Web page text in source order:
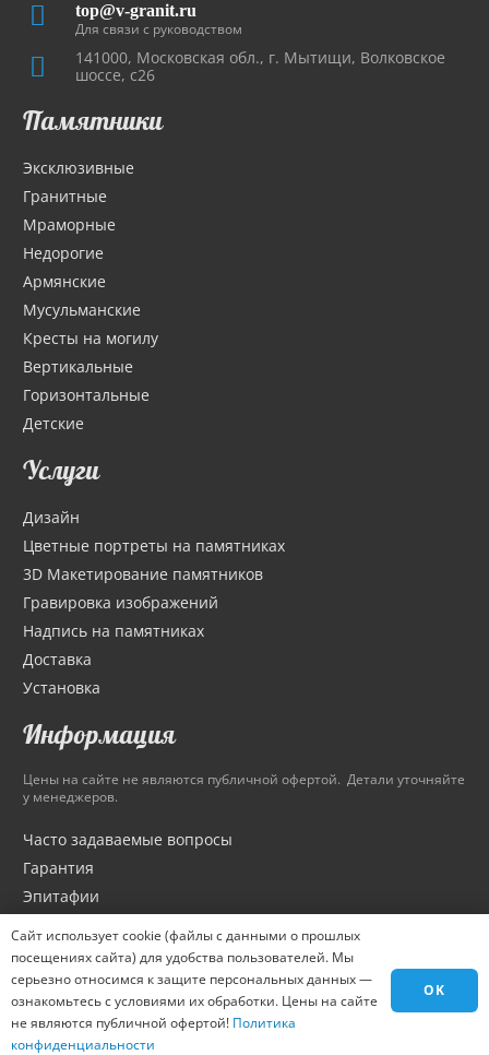
top@v-granit.ru
Для связи с руководством
141000, Московская обл., г. Мытищи, Волковское
шоссе, с26
Памятники
Эксклюзивные
Гранитные
Мраморные
Недорогие
Армянские
Мусульманские
Кресты на могилу
Вертикальные
Горизонтальные
Детские
Услуги
Дизайн
Цветные портреты на памятниках
3D Макетирование памятников
Гравировка изображений
Надпись на памятниках
Доставка
Установка
Информация
Цены на сайте не являются публичной офертой. Детали уточняйте
у менеджеров.
Часто задаваемые вопросы
Гарантия
Эпитафии
Оптовикам
Материалы
Города
Контакты
Сайт использует cookie (файлы с данными о прошлых
посещениях сайта) для удобства пользователей. Мы
серьезно относимся к защите персональных данных —
ознакомьтесь с условиями их обработки. Цены на сайте
не являются публичной офертой! Политика
конфиденциальности
OK